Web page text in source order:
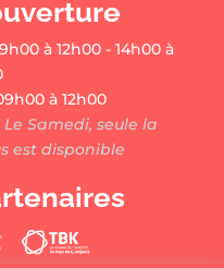
à 12h00 - 14h00 à
à 12h00
Samedi, seule la
est disponible